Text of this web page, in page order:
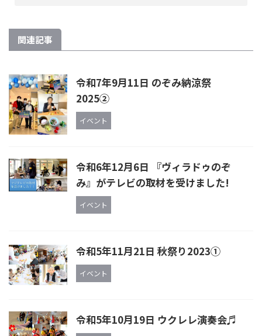
関連記事
令和7年9月11日 のぞみ納涼祭
2025②
イベント
令和6年12月6日 『ヴィラドゥのぞ
み』がテレビの取材を受けました!
イベント
令和5年11月21日 秋祭り2023①
イベント
令和5年10月19日 ウクレレ演奏会♬